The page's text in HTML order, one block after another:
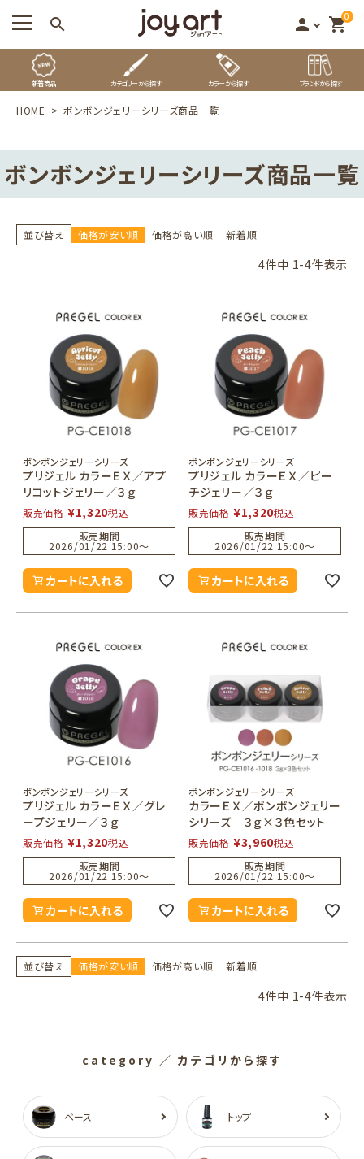
search person 0
shopping_cart
新着商品 カテゴリーから探す カラーから探す ブランドから探す
HOME ボンボンジェリーシリーズ商品一覧
ボンボンジェリーシリーズ商品一覧
並び替え 価格が安い順 価格が高い順 新着順
4件中 1-4件表示
ボンボンジェリーシリーズ
プリジェル カラーＥＸ／アプ
リコットジェリー／３ｇ
販売価格 ¥1,320税込
販売期間
2026/01/22 15:00〜
カートに入れる
ボンボンジェリーシリーズ
プリジェル カラーＥＸ／ピー
チジェリー／３ｇ
販売価格 ¥1,320税込
販売期間
2026/01/22 15:00〜
カートに入れる
ボンボンジェリーシリーズ
プリジェル カラーＥＸ／グレ
ープジェリー／３ｇ
販売価格 ¥1,320税込
販売期間
2026/01/22 15:00〜
カートに入れる
ボンボンジェリーシリーズ
カラーＥＸ／ボンボンジェリー
シリーズ ３ｇ×３色セット
販売価格 ¥3,960税込
販売期間
2026/01/22 15:00〜
カートに入れる
並び替え 価格が安い順 価格が高い順 新着順
4件中 1-4件表示
category ／ カテゴリから探す
ベース トップ